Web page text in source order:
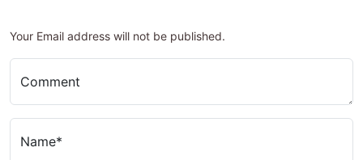
Your Email address will not be published.
Comment
Name*